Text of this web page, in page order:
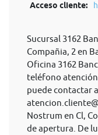
Acceso cliente:
Sucursal 3162
Compañia, 2 en
Oficina 3162
teléfono atención
puede contactar
Nostrum en Cl,
de apertura. De